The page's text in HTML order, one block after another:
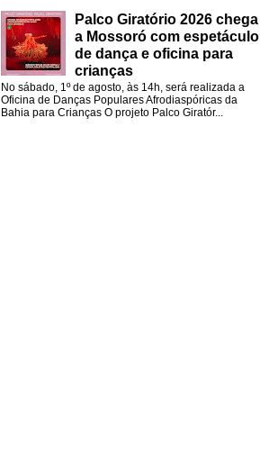
Palco Giratório 2026 chega
a Mossoró com espetáculo
de dança e oficina para
crianças
No sábado, 1º de agosto, às 14h, será realizada a
Oficina de Danças Populares Afrodiaspóricas da
Bahia para Crianças O projeto Palco Giratór...